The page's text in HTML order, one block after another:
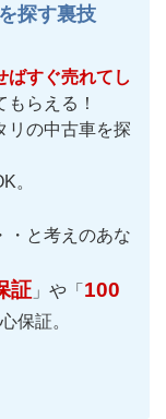
探す裏技
ばすぐ売れてし
もらえる！
リの中古車を探
。
・と考えのあな
証 」や「 100
保証。